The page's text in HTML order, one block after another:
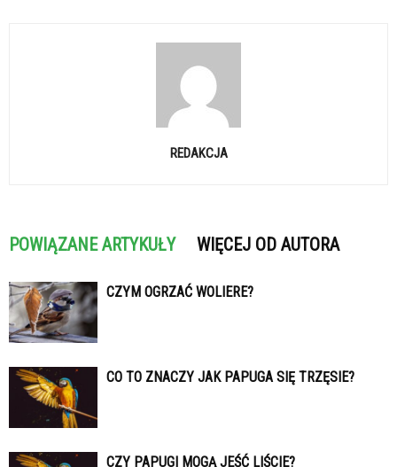
REDAKCJA
POWIĄZANE ARTYKUŁY WIĘCEJ OD AUTORA
CZYM OGRZAĆ WOLIERE?
CO TO ZNACZY JAK PAPUGA SIĘ TRZĘSIE?
CZY PAPUGI MOGĄ JEŚĆ LIŚCIE?